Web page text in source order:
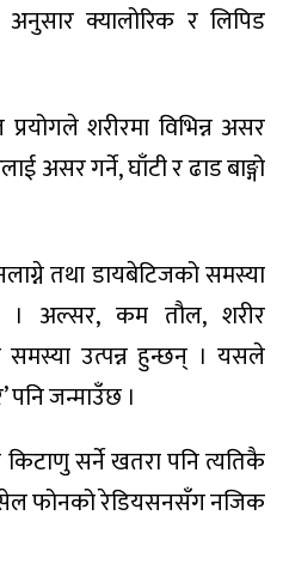
क्यालोरिक र लिपिड
शरीरमा विभिन्न असर
असर गर्ने, घाँटी र ढाड बाङ्गो
तथा डायबेटिजको समस्या
। अल्सर, कम तौल, शरीर
उत्पन्न हुन्छन् । यसले
पनि जन्माउँछ ।
सर्ने खतरा पनि त्यतिकै
फोनको रेडियसनसँग नजिक